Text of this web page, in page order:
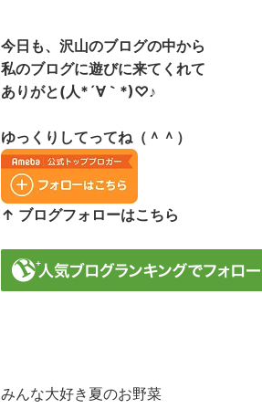
今日も、沢山のブログの中から
私のブログに遊びに来てくれて
ありがと(人*´∀｀*)♡♪
ゆっくりしてってね（＾＾）
↑ ブログフォローはこちら
みんな大好き夏のお野菜